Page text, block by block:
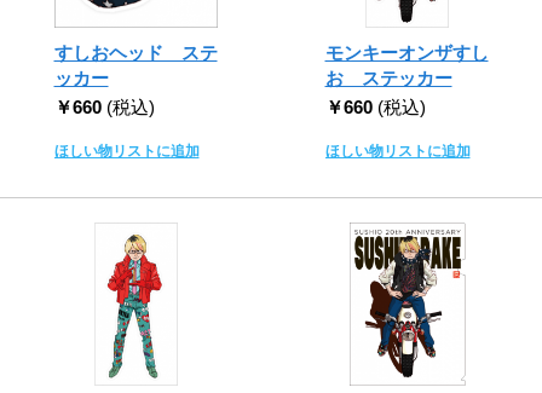
すしおヘッド ステ
ッカー
￥660 (税込)
ほしい物リストに追加
モンキーオンザすし
お ステッカー
￥660 (税込)
ほしい物リストに追加